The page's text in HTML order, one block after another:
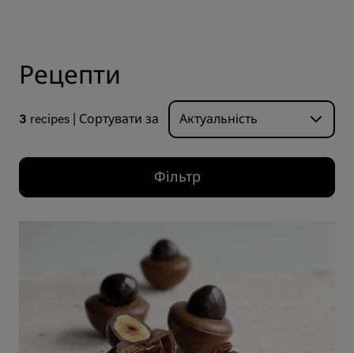
Рецепти
3 recipes Сортувати за
Фільтр